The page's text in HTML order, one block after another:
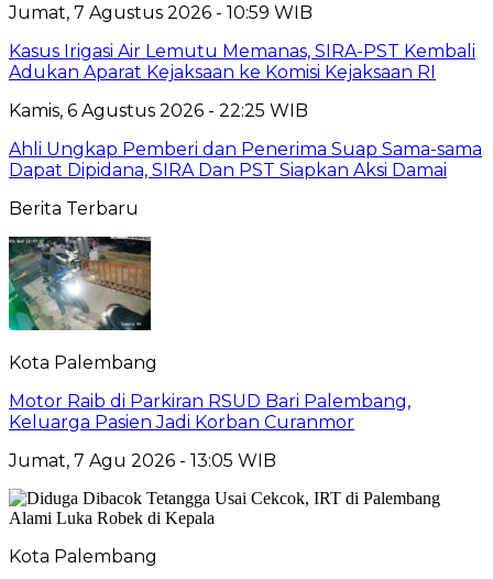
Jumat, 7 Agustus 2026 - 10:59 WIB
Kasus Irigasi Air Lemutu Memanas, SIRA-PST Kembali
Adukan Aparat Kejaksaan ke Komisi Kejaksaan RI
Kamis, 6 Agustus 2026 - 22:25 WIB
Ahli Ungkap Pemberi dan Penerima Suap Sama-sama
Dapat Dipidana, SIRA Dan PST Siapkan Aksi Damai
Berita Terbaru
Kota Palembang
Motor Raib di Parkiran RSUD Bari Palembang,
Keluarga Pasien Jadi Korban Curanmor
Jumat, 7 Agu 2026 - 13:05 WIB
Kota Palembang